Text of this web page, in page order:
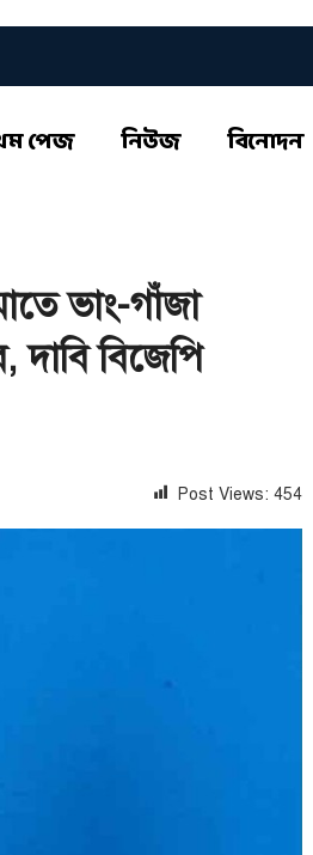
পেজ নিউজ বিনোদন
ভাং-গাঁজা
বিজেপি
Post Views: 454